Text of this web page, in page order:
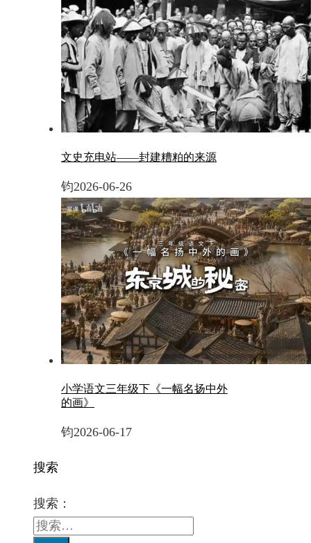
文史充电站——封建糟粕的来源
钧2026-06-26
小学语文三年级下《一幅名扬中外
的画》
钧2026-06-17
搜索
搜索：